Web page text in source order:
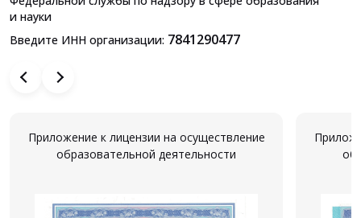
и науки
Введите ИНН организации: 7841290477
Приложение к лицензии на осуществление
образовательной деятельности